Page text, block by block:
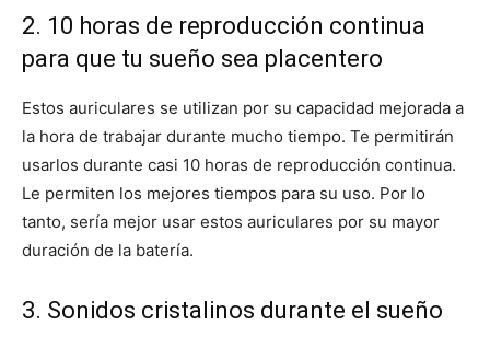
2. 10 horas de reproducción continua
para que tu sueño sea placentero
Estos auriculares se utilizan por su capacidad mejorada a
la hora de trabajar durante mucho tiempo. Te permitirán
usarlos durante casi 10 horas de reproducción continua.
Le permiten los mejores tiempos para su uso. Por lo
tanto, sería mejor usar estos auriculares por su mayor
duración de la batería.
3. Sonidos cristalinos durante el sueño